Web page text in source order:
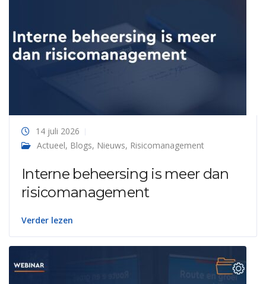
14 juli 2026
Actueel, Blogs, Nieuws, Risicomanagement
Interne beheersing is meer dan
risicomanagement
Verder lezen